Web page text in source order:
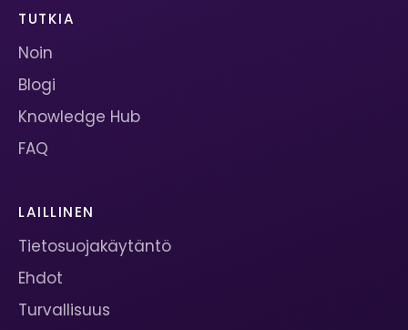
TUTKIA
Noin
Blogi
Knowledge Hub
FAQ
LAILLINEN
Tietosuojakäytäntö
Ehdot
Turvallisuus